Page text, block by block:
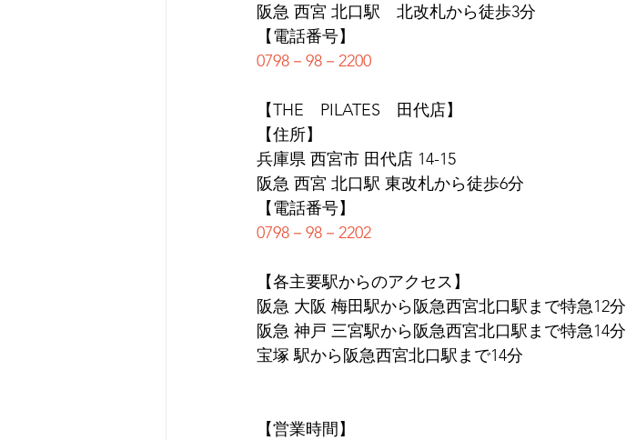
阪急 西宮 北口駅　北改札から徒歩3分
【電話番号】
0798－98－2200
【THE　PILATES　田代店】
【住所】
兵庫県 西宮市 田代店 14-15
阪急 西宮 北口駅 東改札から徒歩6分
【電話番号】
0798－98－2202
【各主要駅からのアクセス】
阪急 大阪 梅田駅から阪急西宮北口駅まで特急12分
阪急 神戸 三宮駅から阪急西宮北口駅まで特急14分
宝塚 駅から阪急西宮北口駅まで14分
【営業時間】